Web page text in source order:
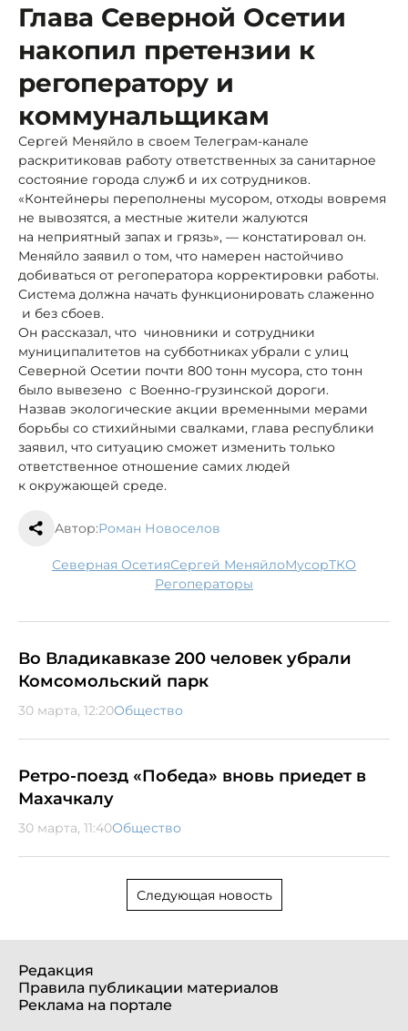
Глава Северной Осетии
накопил претензии к
регоператору и
коммунальщикам
Сергей Меняйло в своем Телеграм-канале
раскритиковав работу ответственных за санитарное
состояние города служб и их сотрудников.
«Контейнеры переполнены мусором, отходы вовремя
не вывозятся, а местные жители жалуются
на неприятный запах и грязь», — констатировал он.
Меняйло заявил о том, что намерен настойчиво
добиваться от регоператора корректировки работы.
Система должна начать функционировать слаженно
и без сбоев.
Он рассказал, что чиновники и сотрудники
муниципалитетов на субботниках убрали с улиц
Северной Осетии почти 800 тонн мусора, сто тонн
было вывезено с Военно-грузинской дороги.
Назвав экологические акции временными мерами
борьбы со стихийными свалками, глава республики
заявил, что ситуацию сможет изменить только
ответственное отношение самих людей
к окружающей среде.
Автор:Роман Новоселов
Северная Осетия Сергей Меняйло мусор ТКО
регоператоры
Во Владикавказе 200 человек убрали
Комсомольский парк
30 марта, 12:20Общество
Ретро-поезд «Победа» вновь приедет в
Махачкалу
30 марта, 11:40Общество
Следующая новость
Редакция
Правила публикации материалов
Реклама на портале